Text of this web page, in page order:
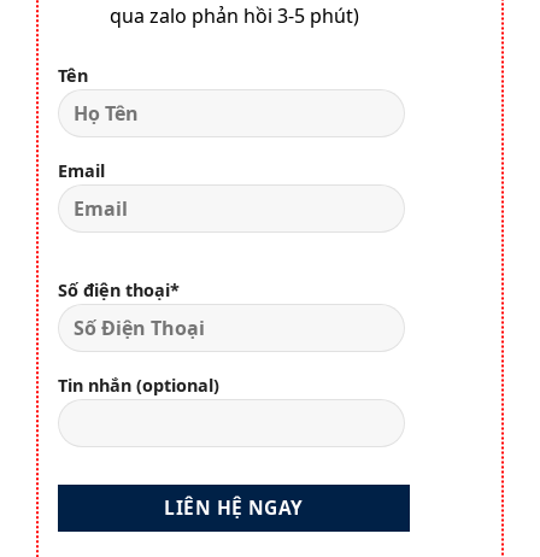
qua zalo phản hồi 3-5 phút)
Tên
Email
Số điện thoại*
Tin nhắn (optional)